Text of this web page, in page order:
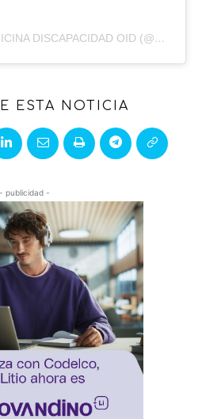
A POST SHARED BY OFICINA DISCAPACIDAD OID (@DISCAPACIDAD.DIDECO)
ESTA NOTICIA
- publicidad -